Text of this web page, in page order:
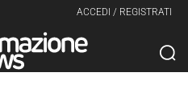
ACCEDI / REGISTRATI